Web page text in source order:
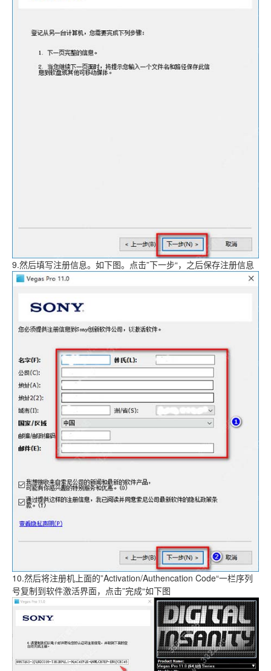
9.然后填写注册信息。如下图。点击”下一步“，之后保存注册信息
10.然后将注册机上面的”Activation/Authencation Code“一栏序列
号复制到软件激活界面，点击”完成“如下图